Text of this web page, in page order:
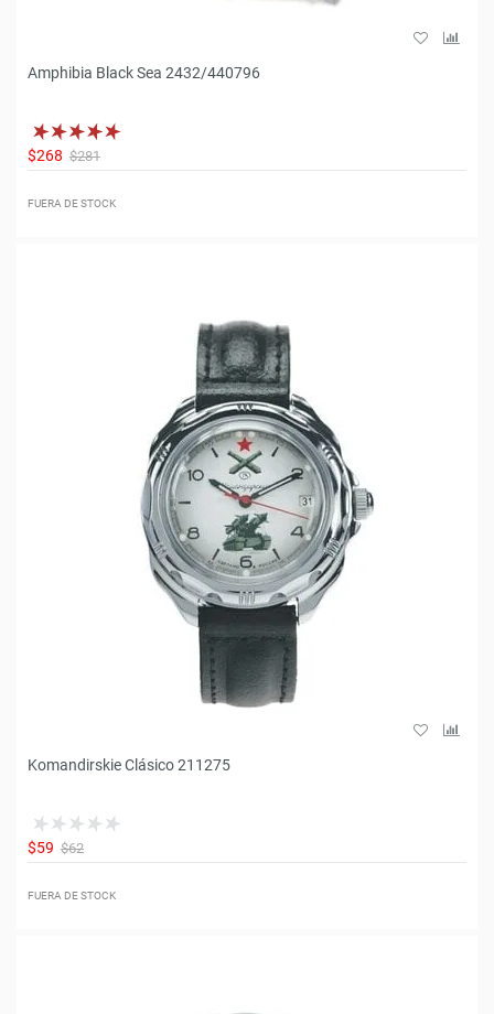
Amphibia Black Sea 2432/440796
$268 $281
FUERA DE STOCK
Komandirskie Clásico 211275
$59 $62
FUERA DE STOCK